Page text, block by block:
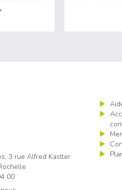
173 rue Alfred Kastler
00